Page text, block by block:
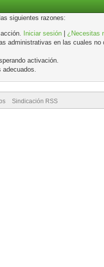
siguientes razones:
Iniciar sesión |¿Necesitas
administrativas en las cuales
activación.
adecuados.
Sindicación RSS